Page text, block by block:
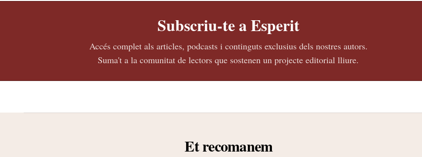
Subscriu-te a Esperit
Accés complet als articles, podcasts i continguts exclusius dels nostres autors.
Suma't a la comunitat de lectors que sostenen un projecte editorial lliure.
Et recomanem